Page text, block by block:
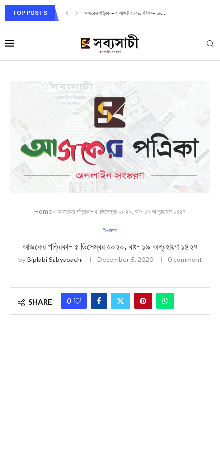
TOP POSTS আজকের পত্রিকা – ২ আগস্ট ২০২৬, রবিবার– ১৬...
Home » আজকের পত্রিকা- ৫ ডিসেম্বর ২০২০, বাং- ১৯ অগ্রহায়ণ ১৪২৭
ই-পেপার
আজকের পত্রিকা- ৫ ডিসেম্বর ২০২০, বাং- ১৯ অগ্রহায়ণ ১৪২৭
byBiplabi Sabyasachi December 5, 2020 0 comment
SHARE 0